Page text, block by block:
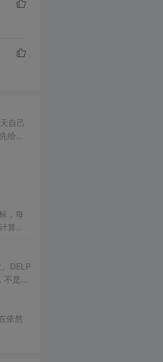
自己
给大
算。
DELP
是不
依然